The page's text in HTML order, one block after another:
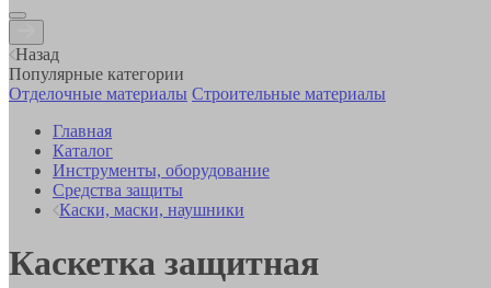
Назад
Популярные категории
Отделочные материалы Строительные материалы
Главная
Каталог
Инструменты, оборудование
Средства защиты
Каски, маски, наушники
Каскетка защитная